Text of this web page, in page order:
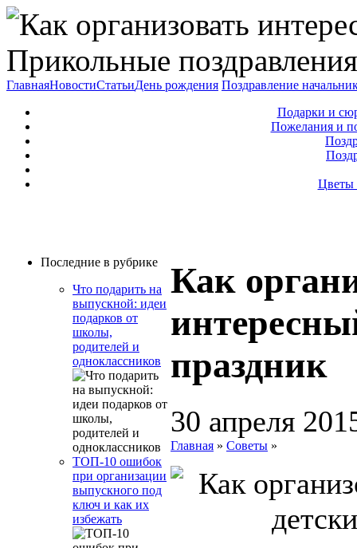
Прикольные
ГлавнаяНовостиСтатьиДень рождения Поздравление
Подарки и
Пожелания и
Цветы
Последние в рубрике
Что подарить на
выпускной: идеи
подарков от
школы,
родителей и
одноклассников
ТОП-10 ошибок
при организации
выпускного под
ключ и как их
избежать
Как
праздник
30 апреля
Главная » Советы »